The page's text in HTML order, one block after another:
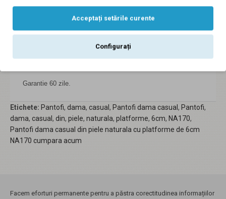
Acceptați setările curente
Configurați
In cazul in care marimea nu este buna, se poate inlocui,
Produse romanesti lucrate manual din piele naturala.
Garantie 60 zile.
Etichete: Pantofi, dama, casual, Pantofi dama casual, Pantofi,
dama, casual, din, piele, naturala, platforme, 6cm, NA170,
Pantofi dama casual din piele naturala cu platforme de 6cm
NA170 cumpara acum
Facem eforturi permanente pentru a păstra corectitudinea informațiilor